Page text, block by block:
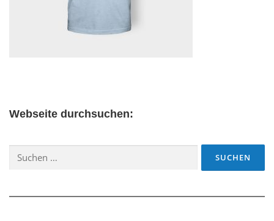
Webseite durchsuchen:
nach: